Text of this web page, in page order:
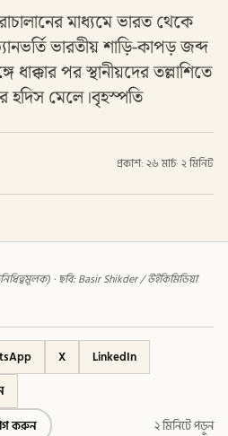
মাধ্যমে ভারত থেকে
ভারতীয় শাড়ি-কাপড় জব্দ
পর স্থানীয়দের তল্লাশিতে
মেলে।বৃহস্পতি
প্রকাশ: ২৬ মার্চ· ২ মিনিট
· ছবি: Basir Shikder / উইকিমিডিয়া
X
LinkedIn
করুন
২ মিনিটে পড়ুন